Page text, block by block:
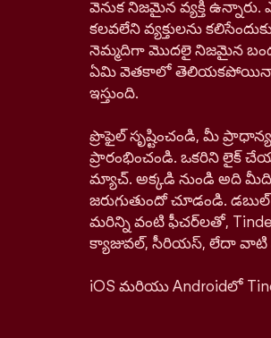
వెనుక నిజమైన వ్యక్తి
కలవలేని వ్యక్తులను
నెమ్మదిగా మొదలై నిజమైన
ఏమి వెతకాలో తెలియకపోయినా,
ఇస్తుంది.
ప్రొఫైల్ సృష్టించండి, మీ
ప్రారంభించండి. ఒకరిని లైక్
మ్యాచ్. అక్కడి నుండి అది
జరుగుతుందో చూడండి.
మరిన్ని వంటి ఫీచర్‌లతో,
క్యాజువల్, సీరియస్, లేదా
iOS మరియు Androidలో